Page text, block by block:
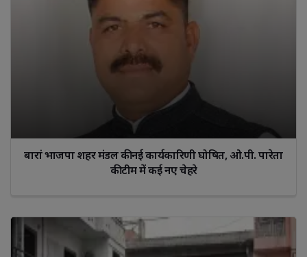
बारां भाजपा शहर मंडल की नई कार्यकारिणी घोषित, ओ.पी. पारेता
की टीम में कई नए चेहरे